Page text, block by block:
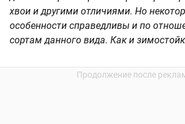
хвои и другими отличиями. Но
особенности справедливы и по
сортам данного вида. Как и